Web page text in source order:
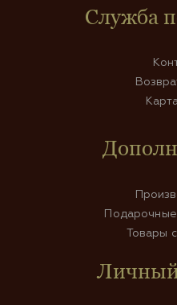
Служба
Товары
Личный